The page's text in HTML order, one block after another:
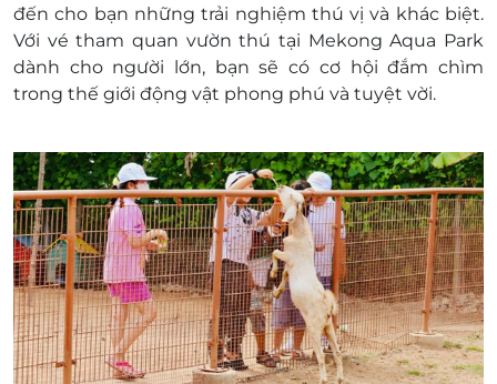
đến cho bạn những trải nghiệm thú vị và khác biệt.
Với vé tham quan vườn thú tại Mekong Aqua Park
dành cho người lớn, bạn sẽ có cơ hội đắm chìm
trong thế giới động vật phong phú và tuyệt vời.